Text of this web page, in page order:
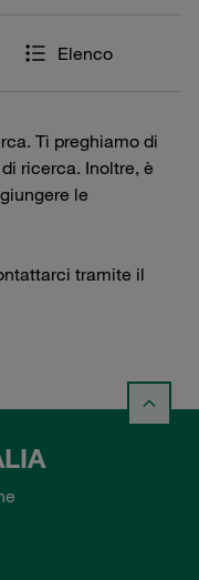
Elenco
Ti preghiamo di
ricerca. Inoltre, è
le
tramite il